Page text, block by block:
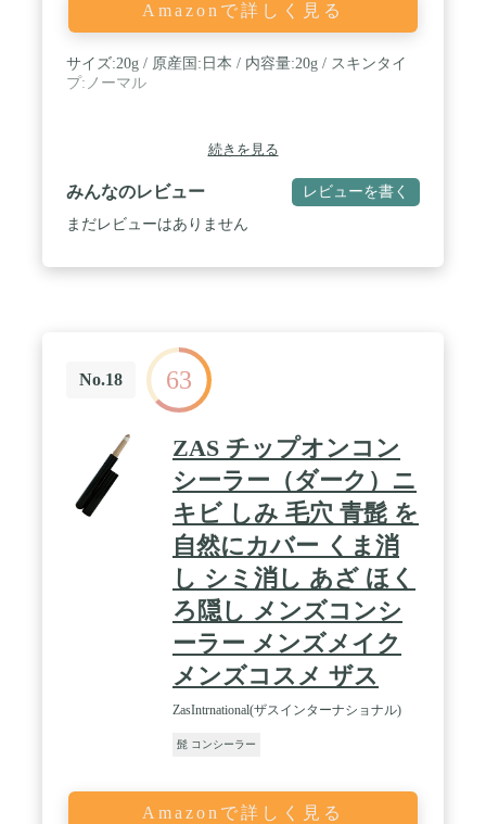
Amazonで詳しく見る
サイズ:20g / 原産国:日本 / 内容量:20g / スキンタイ
プ:ノーマル
続きを見る
みんなのレビュー レビューを書く
まだレビューはありません
No.18 63
ZAS チップオンコン
シーラー（ダーク）ニ
キビ しみ 毛穴 青髭 を
自然にカバー くま消
し シミ消し あざ ほく
ろ隠し メンズコンシ
ーラー メンズメイク
メンズコスメ ザス
ZasIntrnational(ザスインターナショナル)
髭 コンシーラー
Amazonで詳しく見る